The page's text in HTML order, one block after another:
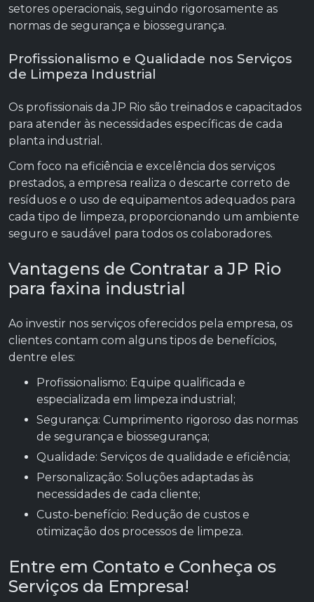
setores operacionais, seguindo rigorosamente as
normas de segurança e biossegurança.
Profissionalismo e Qualidade nos Serviços
de Limpeza Industrial
Os profissionais da JP Rio são treinados e capacitados
para atender às necessidades específicas de cada
planta industrial.
Com foco na eficiência e excelência dos serviços
prestados, a empresa realiza o descarte correto de
resíduos e o uso de equipamentos adequados para
cada tipo de limpeza, proporcionando um ambiente
seguro e saudável para todos os colaboradores.
Vantagens de Contratar a JP Rio
para faxina industrial
Ao investir nos serviços oferecidos pela empresa, os
clientes contam com alguns tipos de benefícios,
dentre eles:
Profissionalismo: Equipe qualificada e
especializada em limpeza industrial;
Segurança: Cumprimento rigoroso das normas
de segurança e biossegurança;
Qualidade: Serviços de qualidade e eficiência;
Personalização: Soluções adaptadas às
necessidades de cada cliente;
Custo-benefício: Redução de custos e
otimização dos processos de limpeza.
Entre em Contato e Conheça os
Serviços da Empresa!